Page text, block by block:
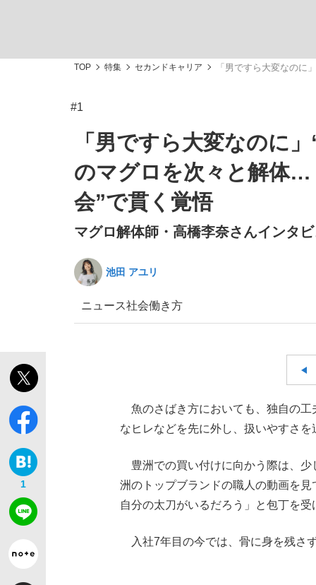
the Style
TOP 特集 セカンドキャリア 「男ですら大変なのに
#1
「男ですら大変なのに
のマグロを次々と解体…
会”で貫く覚悟
マグロ解体師・高橋李奈さんインタ
池田 アユリ
ニュース社会働き方
1
魚のさばき方においても、独自の工
なヒレなどを先に外し、扱いやすさ
豊洲での買い付けに向かう際は、少
洲のトップブランドの職人の動画を
自分の太刀がいるだろう」と包丁を
入社7年目の今では、骨に身を残さ